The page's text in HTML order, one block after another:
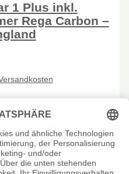
1 Plus inkl.
Rega Carbon –